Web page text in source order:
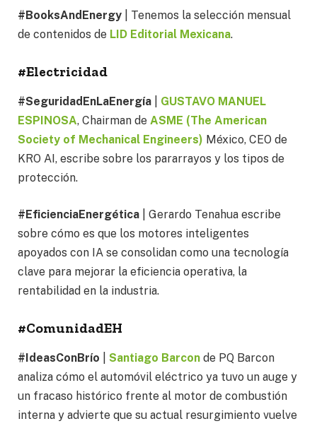
#BooksAndEnergy | Tenemos la selección mensual
de contenidos de LID Editorial Mexicana.
#Electricidad
#SeguridadEnLaEnergía
GUSTAVO MANUEL
ESPINOSA, Chairman de ASME (The American
Society of Mechanical Engineers) México, CEO de
KRO AI, escribe sobre los pararrayos y los tipos de
protección.
#EficienciaEnergética | Gerardo Tenahua escribe
sobre cómo es que los motores inteligentes
apoyados con IA se consolidan como una tecnología
clave para mejorar la eficiencia operativa, la
rentabilidad en la industria.
#ComunidadEH
#IdeasConBrío Santiago Barcon de PQ Barcon
analiza cómo el automóvil eléctrico ya tuvo un auge y
un fracaso histórico frente al motor de combustión
interna y advierte que su actual resurgimiento vuelve